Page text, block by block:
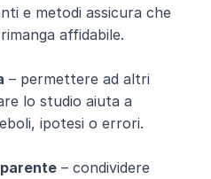
e metodi assicura che
affidabile.
– permettere ad altri
lo studio aiuta a
ipotesi o errori.
– condividere